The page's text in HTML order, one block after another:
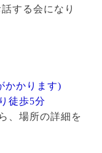
する会になり
かかります)
徒歩5分
場所の詳細を